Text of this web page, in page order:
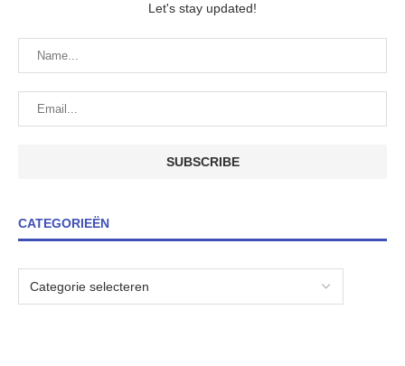
Let's stay updated!
CATEGORIEËN